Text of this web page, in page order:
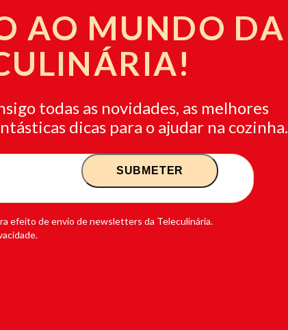
AO MUNDO DA
todas as novidades, as melhores
dicas para o ajudar na cozinha.
efeito de envio de newsletters da Teleculinária.